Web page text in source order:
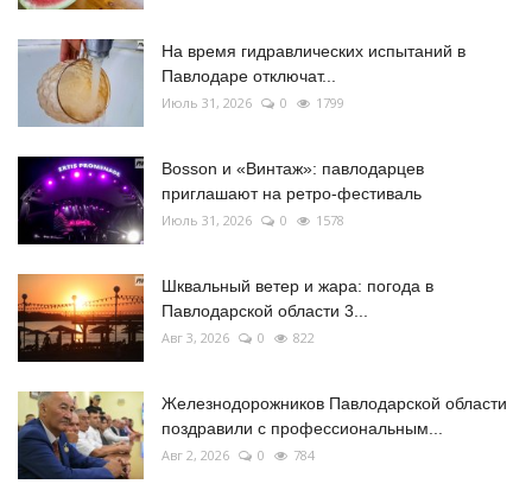
На время гидравлических испытаний в
Павлодаре отключат...
Июль 31, 2026 0 1799
Bosson и «Винтаж»: павлодарцев
приглашают на ретро-фестиваль
Июль 31, 2026 0 1578
Шквальный ветер и жара: погода в
Павлодарской области 3...
Авг 3, 2026 0 822
Железнодорожников Павлодарской области
поздравили с профессиональным...
Авг 2, 2026 0 784